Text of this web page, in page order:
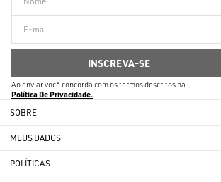
Ao enviar você concorda com os termos descritos na
Política De Privacidade
SOBRE
MEUS DADOS
POLÍTICAS